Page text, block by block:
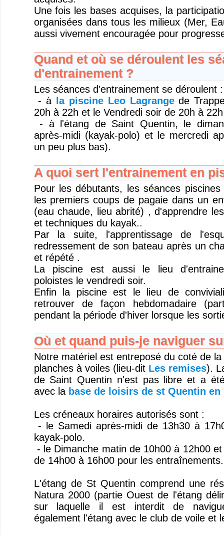
Une fois les bases acquises, la
organisées dans tous les milieux (Mer,
aussi vivement encouragée pour
Quand et où se déroulent les
d'entrainement ?
Les séances d'entrainement se déroulent :
- à
la piscine Leo Lagrangede
20h à 22h et le Vendredi soir de 20h à
- à l'étang de Saint Quentin, le
après-midi (kayak-polo) et le mercredi
un peu plus bas).
A quoi sert l'entrainement en
Pour les débutants, les séances
les premiers coups de pagaie dans un
(eau chaude, lieu abrité) , d'apprendre
et techniques du kayak..
Par la suite, l'apprentissage de
redressement de son bateau après un
et répété .
La piscine est aussi le lieu
poloistes le vendredi soir.
Enfin la piscine est le lieu de
retrouver de façon hebdomadaire
pendant la période d'hiver lorsque les
Où et quand puis-je naviguer
Notre matériel est entreposé du coté de
planches à voiles (lieu-dit Les remises).
de Saint Quentin n'est pas libre et a
avec la base de loisirs de st Quentin en
Les créneaux horaires autorisés sont :
- le Samedi après-midi de 13h30 à
kayak-polo.
- le Dimanche matin de 10h00 à 12h00
de 14h00 à 16h00 pour les entraînements.
L'étang de St Quentin comprend une
Natura 2000 (partie Ouest de l'étang
sur laquelle il est interdit de
également l'étang avec le club de voile et